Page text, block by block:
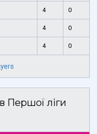
4 0
4 0
4 0
Першої ліги